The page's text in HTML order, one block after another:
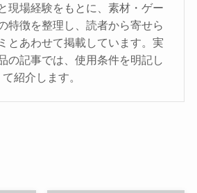
現場経験をもとに、素材・ゲー
特徴を整理し、読者から寄せら
とあわせて掲載しています。実
の記事では、使用条件を明記し
て紹介します。